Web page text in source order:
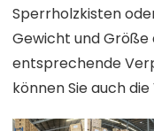
Sperrholzkisten
Gewicht und Größe
entsprechende
können Sie auch